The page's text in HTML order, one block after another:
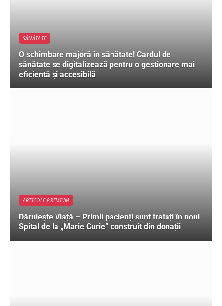
SĂNĂTATE
O schimbare majoră în sănătate! Cardul de
sănătate se digitalizează pentru o gestionare mai
eficientă și accesibilă
ARTICOLE PREMIUM
Dăruiește Viață – Primii pacienți sunt tratați în noul
Spital de la „Marie Curie” construit din donații